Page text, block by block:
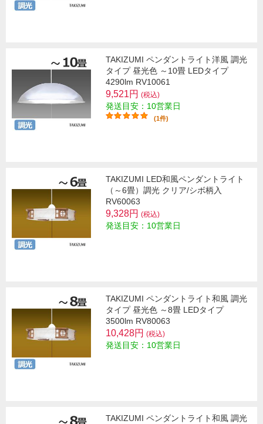
TAKIZUMI ペンダントライト洋風 調光
タイプ 昼光色 ～10畳 LEDタイプ
4290lm RV10061
9,521円 (税込)
発送目安：10営業日
(1件)
TAKIZUMI LED和風ペンダントライト
（～6畳）調光 クリア/シボ柄入
RV60063
9,328円 (税込)
発送目安：10営業日
TAKIZUMI ペンダントライト和風 調光
タイプ 昼光色 ～8畳 LEDタイプ
3500lm RV80063
10,428円 (税込)
発送目安：10営業日
TAKIZUMI ペンダントライト和風 調光